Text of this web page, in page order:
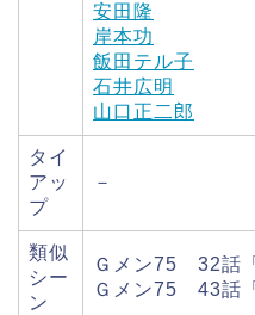
安田隆
岸本功
飯田テル子
石井広明
山口正二郎
タイ
アッ
プ
－
類似
シー
ン
Ｇメン75 32話「
Ｇメン75 43話「